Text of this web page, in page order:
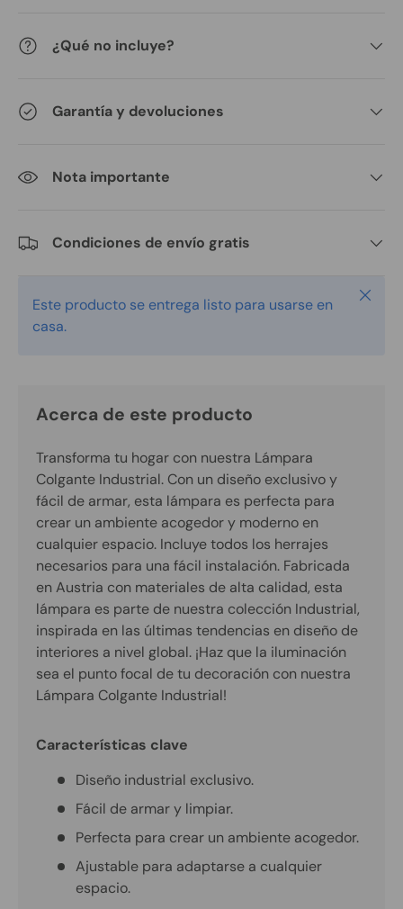
¿Qué no incluye?
Garantía y devoluciones
Nota importante
Condiciones de envío gratis
Este producto se entrega listo para usarse en
casa.
Cerrar
Acerca de este producto
Transforma tu hogar con nuestra Lámpara
Colgante Industrial. Con un diseño exclusivo y
fácil de armar, esta lámpara es perfecta para
crear un ambiente acogedor y moderno en
cualquier espacio. Incluye todos los herrajes
necesarios para una fácil instalación. Fabricada
en Austria con materiales de alta calidad, esta
lámpara es parte de nuestra colección Industrial,
inspirada en las últimas tendencias en diseño de
interiores a nivel global. ¡Haz que la iluminación
sea el punto focal de tu decoración con nuestra
Lámpara Colgante Industrial!
Características clave
Diseño industrial exclusivo.
Fácil de armar y limpiar.
Perfecta para crear un ambiente acogedor.
Ajustable para adaptarse a cualquier
espacio.